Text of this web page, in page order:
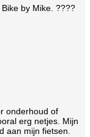
by Mike. ????
onderhoud of
erg netjes. Mijn
aan mijn fietsen.